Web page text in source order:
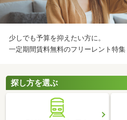
少しでも予算を抑えたい方に。
一定期間賃料無料のフリーレント特集
探し方を選ぶ